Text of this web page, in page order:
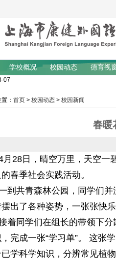
学校概况 校园动态 德育视
07
： 首页 > 校园动态 > 校园新闻
春暖
28日，晴空万里，天空一
春季社会实践活动。
共青森林公园，同学们并
出了各种姿势，一张张快乐
同学们在组长的带领下分
完成一张“学习单”。 这张
学科学知识，分辨常见植